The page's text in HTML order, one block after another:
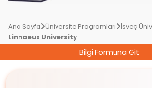
Ana Sayfa Üniversite Programları
İsveç
Linnaeus University
Bilgi Formuna Git